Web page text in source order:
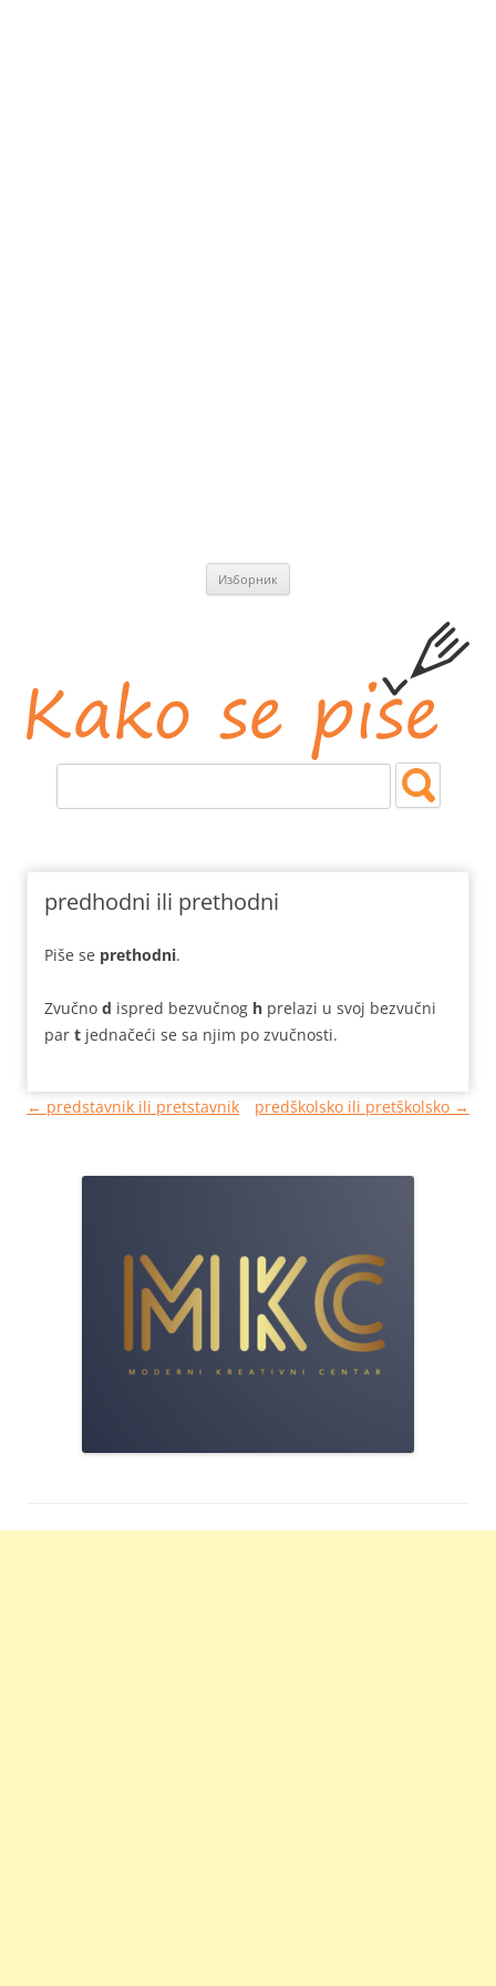
Изборник
predhodni ili prethodni
Piše se prethodni.
Zvučno d ispred bezvučnog h prelazi u svoj bezvučni
par t jednačeći se sa njim po zvučnosti.
Кретање
← predstavnik ili pretstavnik predškolsko ili pretškolsko →